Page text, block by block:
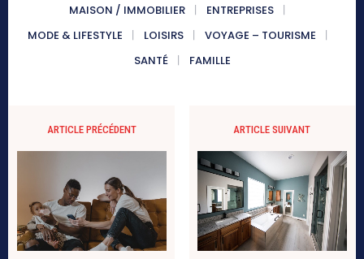
MAISON / IMMOBILIER
ENTREPRISES
MODE & LIFESTYLE
LOISIRS
VOYAGE – TOURISME
SANTÉ
FAMILLE
ARTICLE PRÉCÉDENT ARTICLE SUIVANT